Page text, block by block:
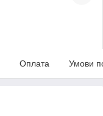
Оплата Умови